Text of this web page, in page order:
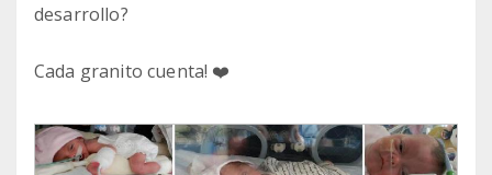
desarrollo?
Cada granito cuenta! ❤️